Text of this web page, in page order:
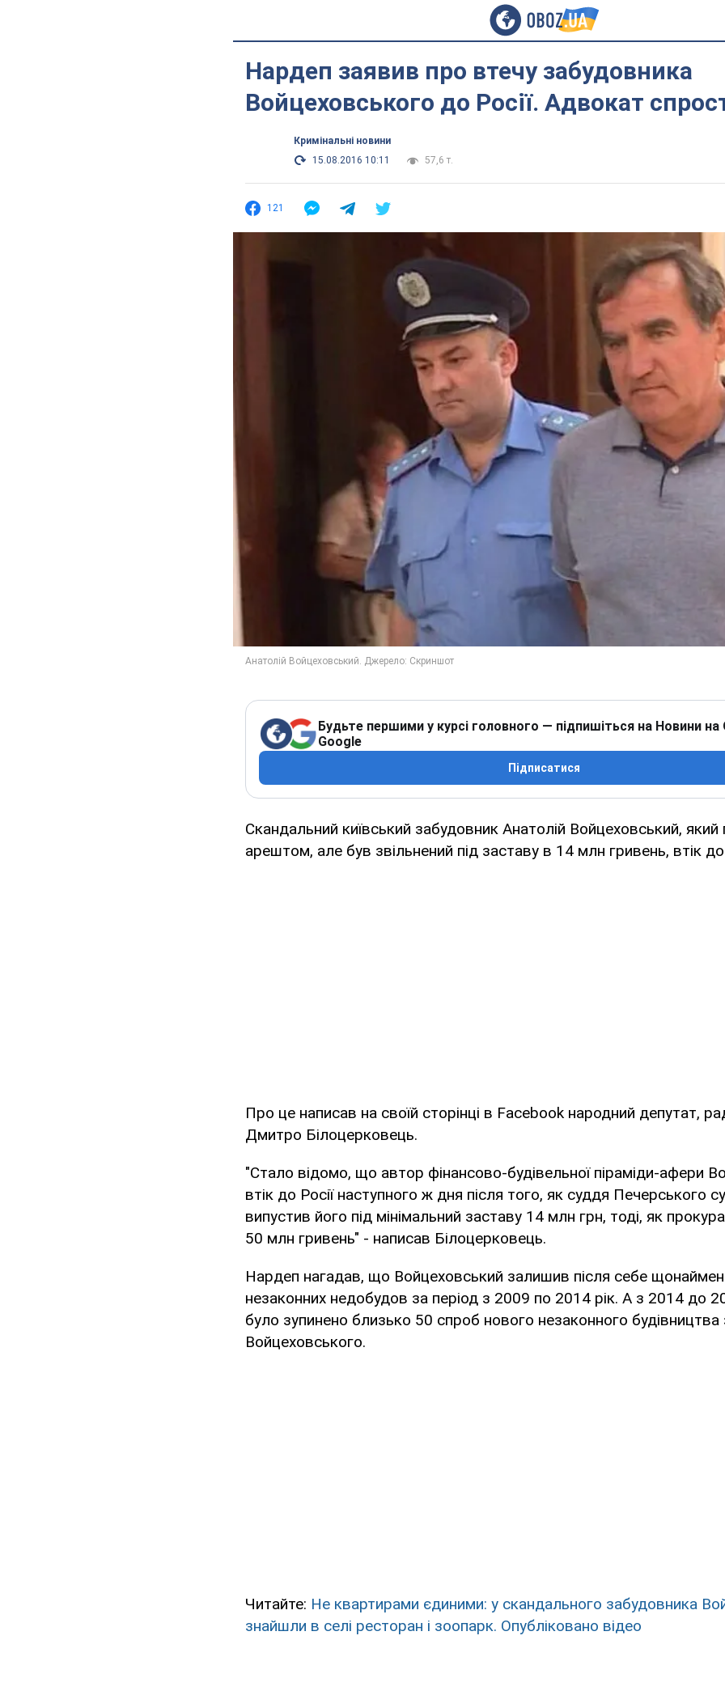
Нардеп заявив про втечу забудовника
Войцеховського до Росії. Адвокат
Кримінальні новини
15.08.2016 10:11
57,6 т.
121
Будьте першими у курсі головного — підпишіться на Новини на
Google
Підписатися
Скандальний київський забудовник Анатолій Войцеховський, який
арештом, але був звільнений під заставу в 14 млн гривень, втік до
Про це написав на своїй сторінці в Facebook народний депутат,
Дмитро Білоцерковець.
"Стало відомо, що автор фінансово-будівельної піраміди-афери
втік до Росії наступного ж дня після того, як суддя Печерського
випустив його під мінімальний заставу 14 млн грн, тоді, як
50 млн гривень" - написав Білоцерковець.
Нардеп нагадав, що Войцеховський залишив після себе
незаконних недобудов за період з 2009 по 2014 рік. А з 2014 до
було зупинено близько 50 спроб нового незаконного будівництва
Войцеховського.
Читайте: Не квартирами єдиними: у скандального забудовника
знайшли в селі ресторан і зоопарк. Опубліковано відео